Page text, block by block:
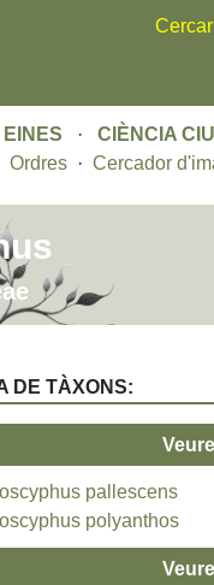
EINES · CIÈNCIA
Ordres · Cercador
DE TÀXONS:
pallescens
polyanthos